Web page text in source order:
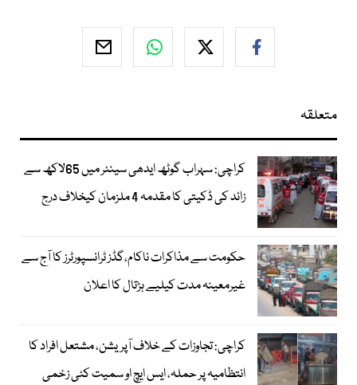
متعلقہ
کراچی: سہراب گوٹھ ایدھی سینٹر میں 65لاکھ سے
زائد کی ڈکیتی کا مقدمہ 4 ملزمان کیخلاف درج
حکومت سے مذاکرات ناکام،گڈز ٹرانسپورٹرز کا آج سے
غیرمعینہ مدت کیلیے ہڑتال کا اعلان
کراچی: تجاوزات کے خلاف آپریشن، مشتعل افراد کا
انتظامیہ پر حملہ، ایس ایچ او سمیت کئی زخمی